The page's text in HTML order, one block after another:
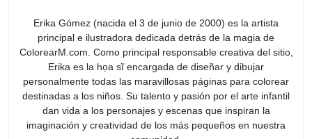
Erika Gómez (nacida el 3 de junio de 2000) es la artista
principal e ilustradora dedicada detrás de la magia de
ColorearM.com. Como principal responsable creativa del sitio,
Erika es la họa sĩ encargada de diseñar y dibujar
personalmente todas las maravillosas páginas para colorear
destinadas a los niños. Su talento y pasión por el arte infantil
dan vida a los personajes y escenas que inspiran la
imaginación y creatividad de los más pequeños en nuestra